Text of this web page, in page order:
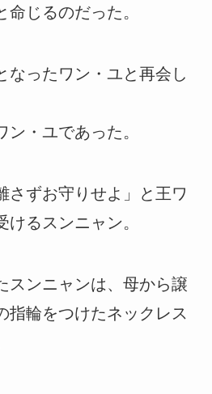
命じるのだった。
なったワン・ユと再会し
・ユであった。
さずお守りせよ」と王ワ
るスンニャン。
スンニャンは、母から譲
指輪をつけたネックレス